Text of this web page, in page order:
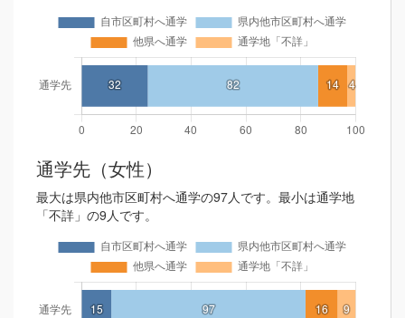
通学先（女性）
最大は県内他市区町村へ通学の97人です。最小は通学地
「不詳」の9人です。